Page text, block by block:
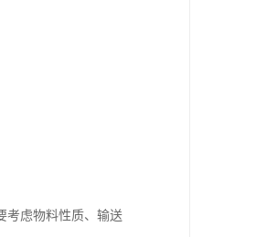
考虑物料性质、输送